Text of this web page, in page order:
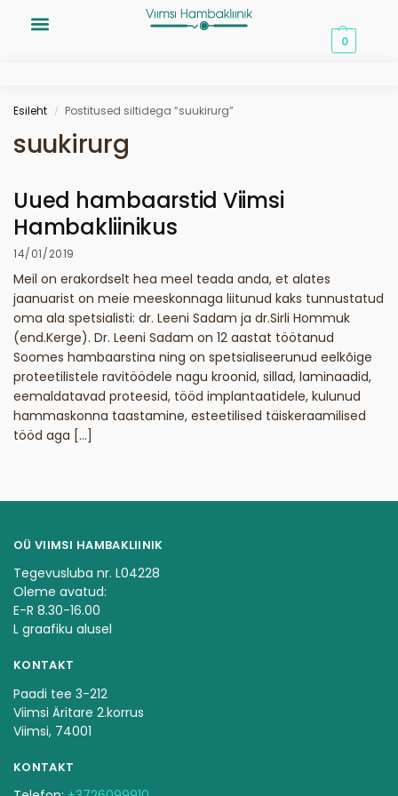
0
Esileht / Postitused siltidega “suukirurg”
suukirurg
Uued hambaarstid Viimsi
Hambakliinikus
14/01/2019
Meil on erakordselt hea meel teada anda, et alates
jaanuarist on meie meeskonnaga liitunud kaks tunnustatud
oma ala spetsialisti: dr. Leeni Sadam ja dr.Sirli Hommuk
(end.Kerge). Dr. Leeni Sadam on 12 aastat töötanud
Soomes hambaarstina ning on spetsialiseerunud eelkõige
proteetilistele ravitöödele nagu kroonid, sillad, laminaadid,
eemaldatavad proteesid, tööd implantaatidele, kulunud
hammaskonna taastamine, esteetilised täiskeraamilised
tööd aga […]
OÜ VIIMSI HAMBAKLIINIK
Tegevusluba nr. L04228
Oleme avatud:
E-R 8.30-16.00
L graafiku alusel
KONTAKT
Paadi tee 3-212
Viimsi Äritare 2.korrus
Viimsi, 74001
KONTAKT